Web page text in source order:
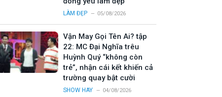
LÀM ĐẸP 05/08/2026
Vận May Gọi Tên Ai? tập
22: MC Đại Nghĩa trêu
Huỳnh Quý “không còn
trẻ”, nhận cái kết khiến cả
trường quay bật cười
SHOW HAY 04/08/2026